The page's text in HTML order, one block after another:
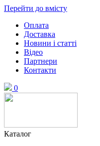
Перейти до вмісту
Оплата
Доставка
Новини і статті
Відео
Партнери
Контакти
0
Каталог